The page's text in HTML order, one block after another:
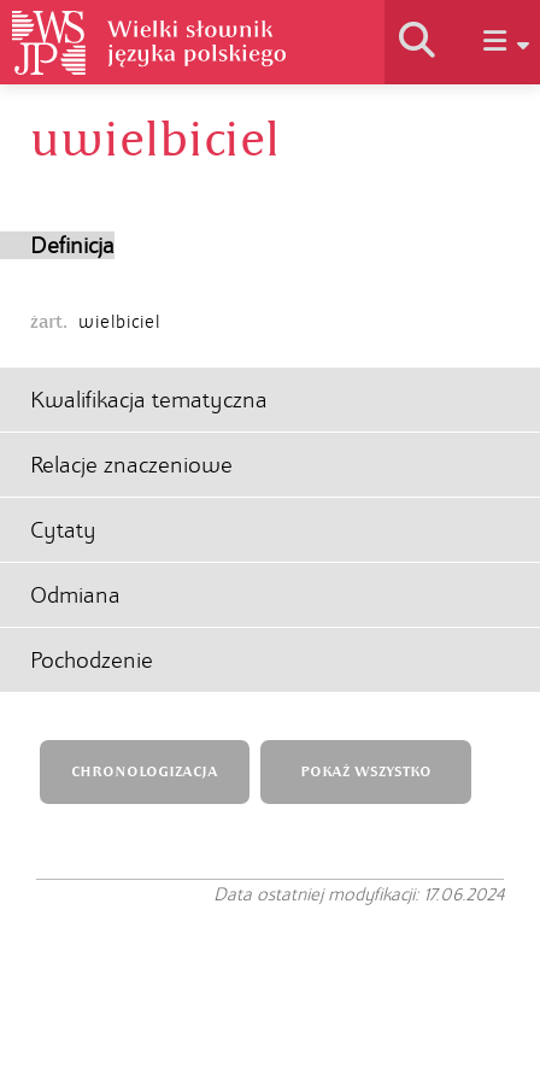
Historia słownika
uwielbiciel
Definicja
żart. wielbiciel
Kwalifikacja tematyczna
Relacje znaczeniowe
Cytaty
Odmiana
Pochodzenie
CHRONOLOGIZACJA POKAŻ WSZYSTKO
Data ostatniej modyfikacji: 17.06.2024